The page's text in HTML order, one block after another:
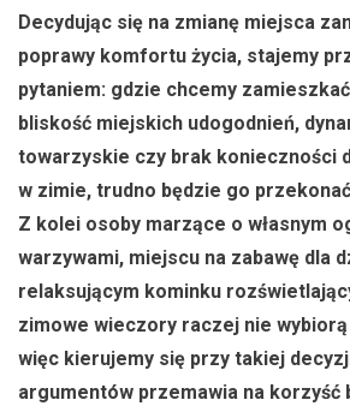
Decydując się na zmianę miejsca
poprawy komfortu życia, stajemy
pytaniem: gdzie chcemy
bliskość miejskich udogodnień,
towarzyskie czy brak konieczności
w zimie, trudno będzie go
Z kolei osoby marzące o własnym
warzywami, miejscu na zabawę dla
relaksującym kominku
zimowe wieczory raczej nie
więc kierujemy się przy takiej
argumentów przemawia na korzyść